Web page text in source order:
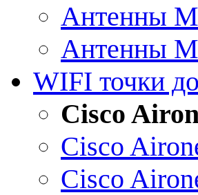
Антенны
Антенны
WIFI точки
Cisco
Cisco
Cisco